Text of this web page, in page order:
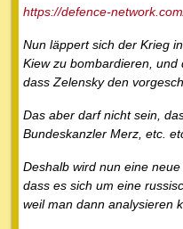
https://defence-
Nun läppert sich der Krieg
Kiew zu bombardieren,
dass Zelensky den
Das aber darf nicht sein,
Bundeskanzler Merz, etc.
Deshalb wird nun eine
dass es sich um eine
weil man dann analysieren